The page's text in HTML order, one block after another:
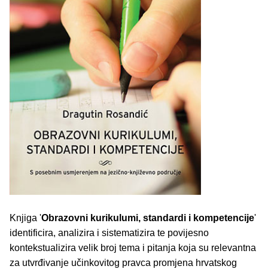
Knjiga 'Obrazovni kurikulumi, standardi i kompetencije'
identificira, analizira i sistematizira te povijesno
kontekstualizira velik broj tema i pitanja koja su relevantna
za utvrđivanje učinkovitog pravca promjena hrvatskog